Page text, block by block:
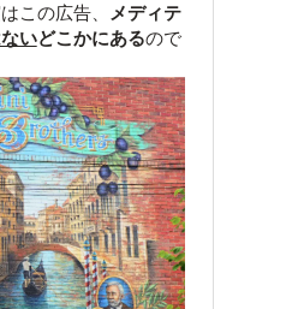
この広告、
メディテ
いどこかにあるので